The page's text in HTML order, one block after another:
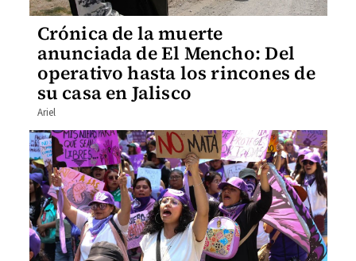
Crónica de la muerte
anunciada de El Mencho: Del
operativo hasta los rincones de
su casa en Jalisco
Ariel